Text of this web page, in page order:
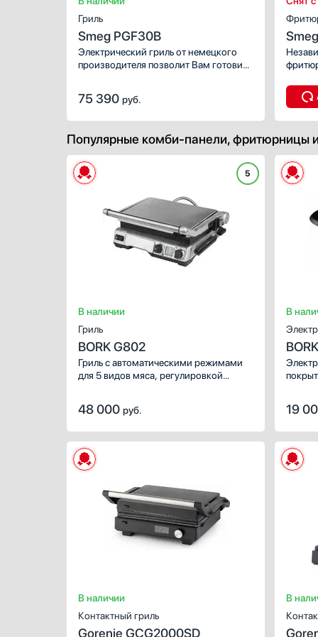
Профессиональные посудомоечные машины
Пылесосы
Системы кипячения воды AquaHot
Соковыжималки
Стаканомоечные машины
Стиральные машины
Сушильные машины
Увлажнители воздуха
Утюги
Фены
Холодильники
Чайники
Гриль
Smeg PGF30B
Электрический гриль от немецкого
производителя позволит Вам готовить
осуществляется механическим путем.
75 390 руб.
Популярные комби-панели, фритюрницы
5
В наличии
Гриль
BORK G802
Гриль с автоматическими режимами
для 5 видов мяса, регулировкой
48 000 руб.
В
19
В наличии
Контактный гриль
Gorenje GCG2000SD
В